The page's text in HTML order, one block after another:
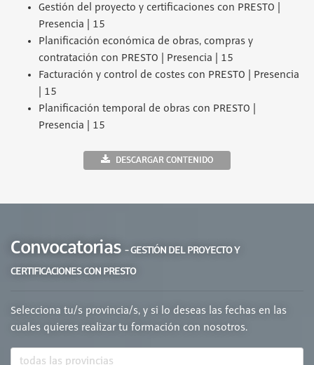
Gestión del proyecto y certificaciones con PRESTO |
Presencia | 15
Planificación económica de obras, compras y
contratación con PRESTO | Presencia | 15
Facturación y control de costes con PRESTO | Presencia
| 15
Planificación temporal de obras con PRESTO |
Presencia | 15
DESCARGAR CONTENIDO
Convocatorias - GESTIÓN DEL PROYECTO Y
CERTIFICACIONES CON PRESTO
Selecciona tu/s provincia/s, y si lo deseas las fechas en las
cuales quieres realizar tu formación con nosotros.